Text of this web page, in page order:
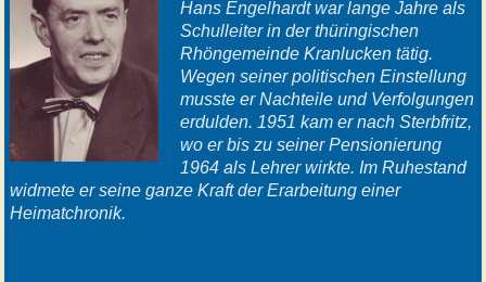
Hans Engelhardt war lange Jahre als
Schulleiter in der thüringischen
Rhöngemeinde Kranlucken tätig.
Wegen seiner politischen Einstellung
musste er Nachteile und Verfolgungen
erdulden. 1951 kam er nach Sterbfritz,
wo er bis zu seiner Pensionierung
1964 als Lehrer wirkte. Im Ruhestand
widmete er seine ganze Kraft der Erarbeitung einer
Heimatchronik.